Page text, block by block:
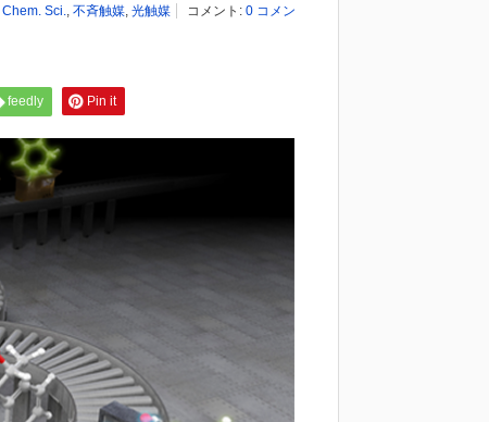
Chem. Sci., 不斉触媒, 光触媒 コメント: 0 コメン
feedly Pin it